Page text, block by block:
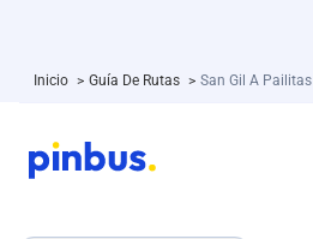
Inicio > Guía De Rutas > San Gil A Pailitas